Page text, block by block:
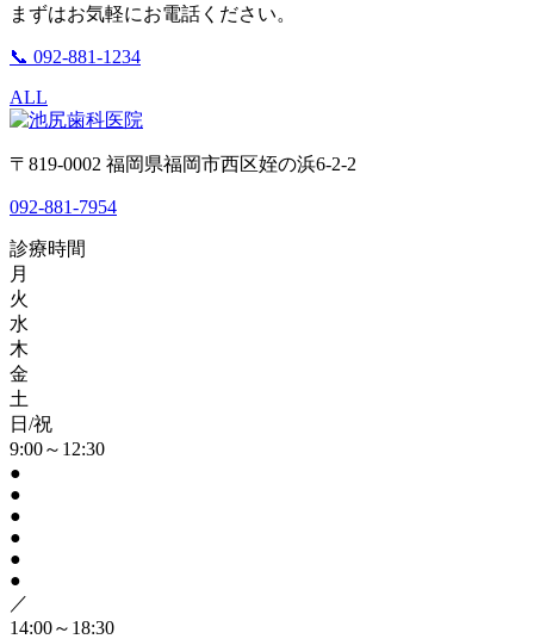
まずはお気軽にお電話ください。
📞 092-881-1234
ALL
〒819-0002 福岡県福岡市西区姪の浜6-2-2
092-881-7954
診療時間
月
火
水
木
金
土
日/祝
9:00～12:30
●
●
●
●
●
●
／
14:00～18:30